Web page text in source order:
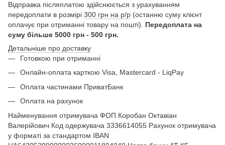
Відправка післяплатою здійснюється з урахуванням
передоплати в розмірі 300 грн на р/р (останню суму клієнт
оплачує при отриманні товару на пошті). Передоплата на
суму більше 5000 грн - 500 грн.
Детальніше про доставку
Готовкою при отриманні
Онлайн-оплата карткою Visa, Mastercard - LiqPay
Оплата частинами ПриватБанк
Оплата на рахунок
Найменування отримувача ФОП Коробан Октавіан
Валерійович Код одержувача 3336614055 Рахунок отримувача
у форматі за стандартом IBAN